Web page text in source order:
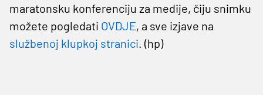
maratonsku konferenciju za medije, čiju snimku
možete pogledati OVDJE, a sve izjave na
službenoj klupkoj stranici. (hp)